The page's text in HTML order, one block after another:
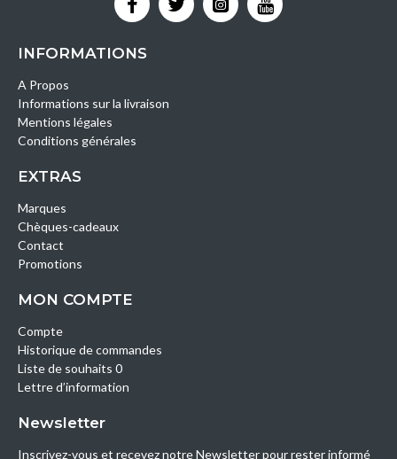
INFORMATIONS
A Propos
Informations sur la livraison
Mentions légales
Conditions générales
EXTRAS
Marques
Chèques-cadeaux
Contact
Promotions
MON COMPTE
Compte
Historique de commandes
Liste de souhaits 0
Lettre d’information
Newsletter
Inscrivez-vous et recevez notre Newsletter pour rester informé